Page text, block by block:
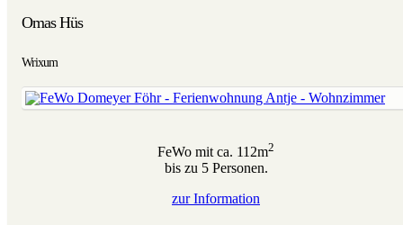
Omas Hüs
Wrixum
FeWo mit ca. 112m2
bis zu 5 Personen.
zurInformation